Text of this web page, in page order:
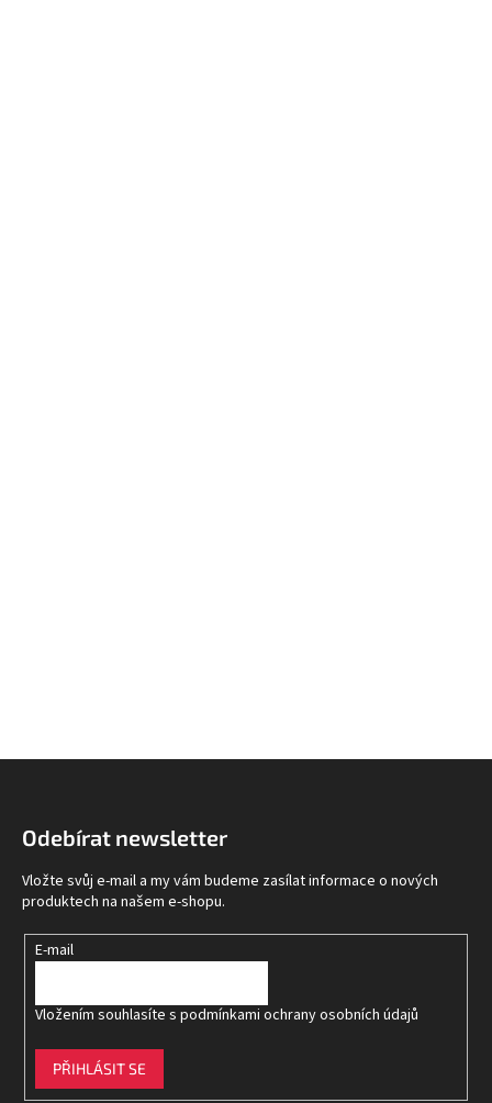
Odebírat newsletter
Vložte svůj e-mail a my vám budeme zasílat informace o nových
produktech na našem e-shopu.
E-mail
Vložením souhlasíte s podmínkami ochrany osobních údajů
PŘIHLÁSIT SE